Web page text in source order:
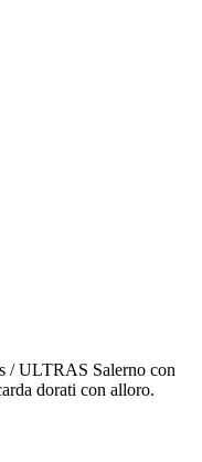
/ ULTRAS Salerno con
dorati con alloro.